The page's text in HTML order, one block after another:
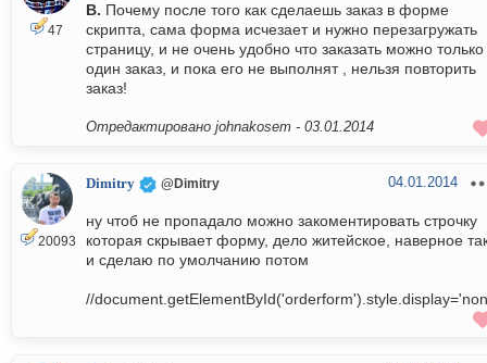
47
В. Почему после того как сделаешь заказ в форме
скрипта, сама форма исчезает и нужно перезагружать
страницу, и не очень удобно что заказать можно только
один заказ, и пока его не выполнят , нельзя повторить
заказ!
Отредактировано johnakosem - 03.01.2014
20093
Dimitry @Dimitry 04.01.2014
ну чтоб не пропадало можно закоментировать строчку
которая скрывает форму, дело житейское, наверное
и сделаю по умолчанию потом
//